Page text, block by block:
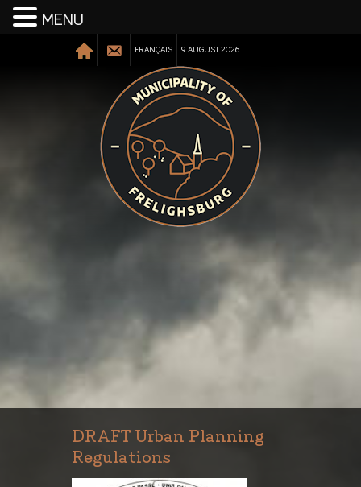
FRANÇAIS 9 AUGUST 2026
DRAFT Urban Planning
Regulations
MENU